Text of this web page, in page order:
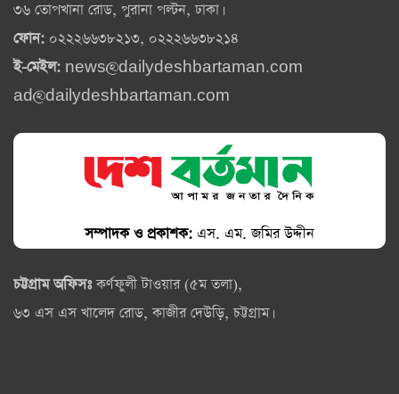
৩৬ তোপখানা রোড, পুরানা পল্টন, ঢাকা।
ফোন: ০২২২৬৬৩৮২১৩, ০২২২৬৬৩৮২১৪
ই-মেইল: news@dailydeshbartaman.com
ad@dailydeshbartaman.com
সম্পাদক ও প্রকাশক: এস. এম. জমির উদ্দীন
চট্টগ্রাম অফিসঃকর্ণফুলী টাওয়ার (৫ম তলা),
৬৩ এস এস খালেদ রোড, কাজীর দেউড়ি, চট্টগ্রাম।